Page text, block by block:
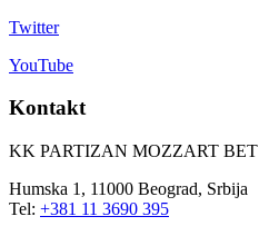
Twitter
YouTube
Kontakt
KK PARTIZAN MOZZART BET
Humska 1, 11000 Beograd, Srbija
Tel: +381 11 3690 395